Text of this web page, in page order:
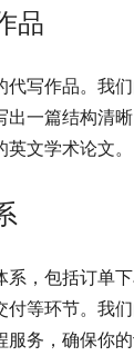
品
代写作品。我
一篇结构清晰
文学术论文。
，包括订单
等环节。我
务，确保你